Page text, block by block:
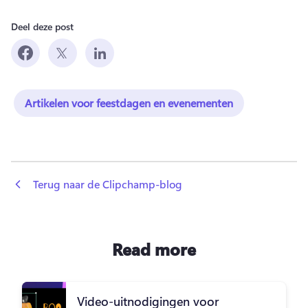
Deel deze post
Artikelen voor feestdagen en evenementen
Terug naar de Clipchamp-blog
Read more
Video-uitnodigingen voor